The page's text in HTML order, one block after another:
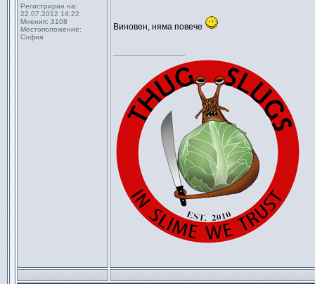
Регистриран на:
22.07.2012 14:22
Мнения: 3108
Местоположение:
София
Виновен, няма повече